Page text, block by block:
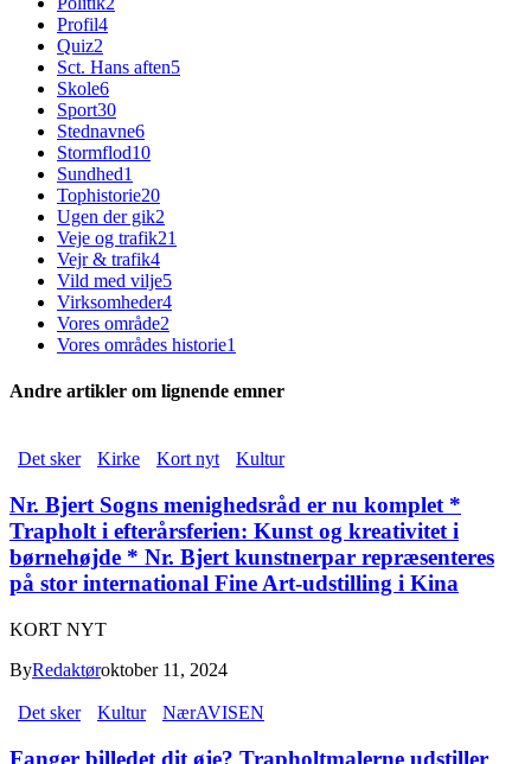
Profil4
Quiz2
Sct. Hans aften5
Skole6
Sport30
Stednavne6
Stormflod10
Sundhed1
Tophistorie20
Ugen der gik2
Veje og trafik21
Vejr & trafik4
Vild med vilje5
Virksomheder4
Vores område2
Vores områdes historie1
Andre artikler om lignende emner
Det sker Kirke Kort nyt Kultur
Nr. Bjert Sogns menighedsråd er nu komplet *
Trapholt i efterårsferien: Kunst og kreativitet i
børnehøjde * Nr. Bjert kunstnerpar repræsenteres
på stor international Fine Art-udstilling i Kina
KORT NYT
ByRedaktøroktober 11, 2024
Det sker Kultur NærAVISEN
Fanger billedet dit øje? Trapholtmalerne udstiller